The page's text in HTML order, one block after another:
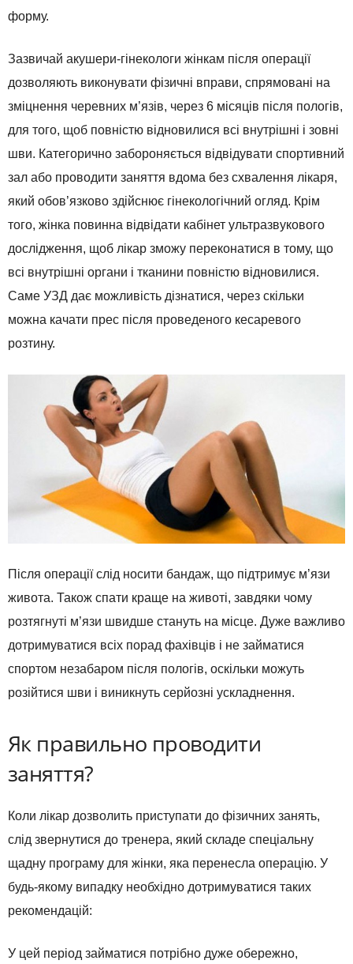
форму.
Зазвичай акушери-гінекологи жінкам після операції
дозволяють виконувати фізичні вправи, спрямовані на
зміцнення черевних м’язів, через 6 місяців після пологів,
для того, щоб повністю відновилися всі внутрішні і зовні
шви. Категорично забороняється відвідувати спортивний
зал або проводити заняття вдома без схвалення лікаря,
який обов’язково здійснює гінекологічний огляд. Крім
того, жінка повинна відвідати кабінет ультразвукового
дослідження, щоб лікар зможу переконатися в тому, що
всі внутрішні органи і тканини повністю відновилися.
Саме УЗД дає можливість дізнатися, через скільки
можна качати прес після проведеного кесаревого
розтину.
Після операції слід носити бандаж, що підтримує м’язи
живота. Також спати краще на животі, завдяки чому
розтягнуті м’язи швидше стануть на місце. Дуже важливо
дотримуватися всіх порад фахівців і не займатися
спортом незабаром після пологів, оскільки можуть
розійтися шви і виникнуть серйозні ускладнення.
Як правильно проводити
заняття?
Коли лікар дозволить приступати до фізичних занять,
слід звернутися до тренера, який складе спеціальну
щадну програму для жінки, яка перенесла операцію. У
будь-якому випадку необхідно дотримуватися таких
рекомендацій:
У цей період займатися потрібно дуже обережно,